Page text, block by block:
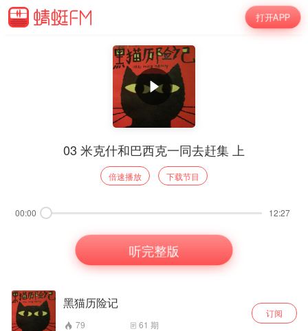
打开APP
03 米克什和巴西克一同去赶集 上
倍速播放 下载节目
00:00 12:27
听完整版
黑猫历险记
79 61 期
订阅